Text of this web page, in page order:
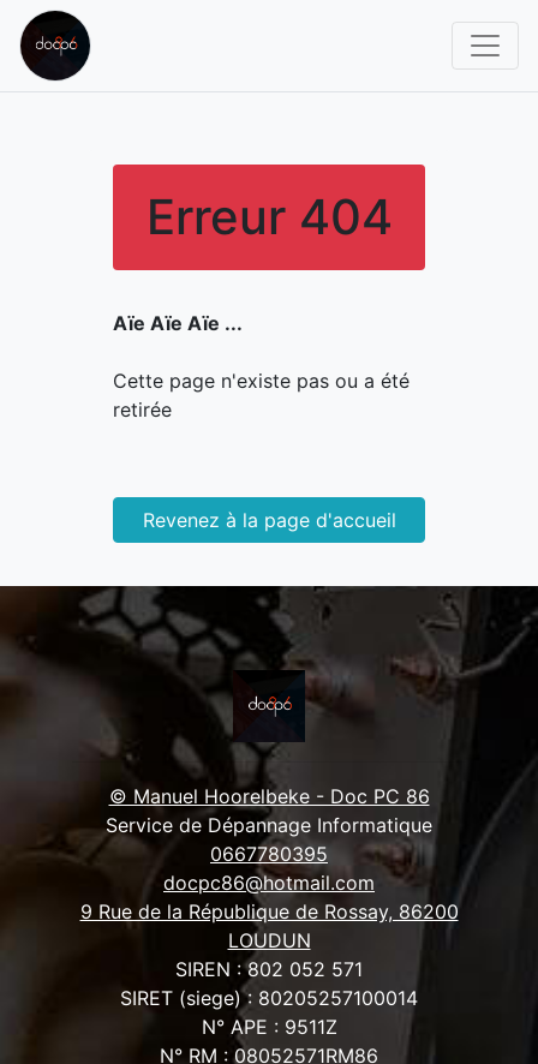
Erreur 404
Aïe Aïe Aïe ...
Cette page n'existe pas ou a été
retirée
Revenez à la page d'accueil
© Manuel Hoorelbeke - Doc PC 86
Service de Dépannage Informatique
0667780395
docpc86@hotmail.com
9 Rue de la République de Rossay, 86200
LOUDUN
SIREN : 802 052 571
SIRET (siege) : 80205257100014
N° APE : 9511Z
N° RM : 08052571RM86